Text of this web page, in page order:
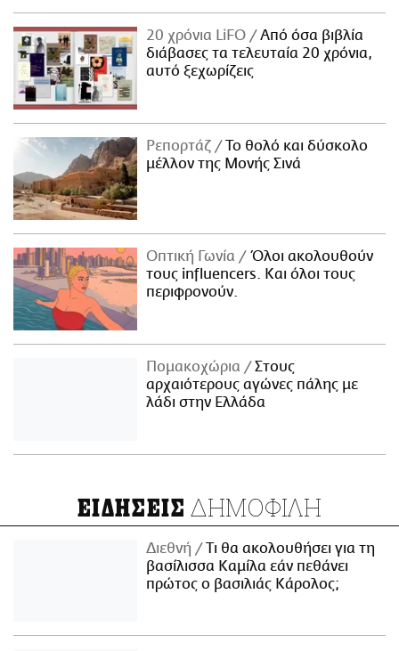
20 χρόνια LiFO
Από όσα βιβλία
διάβασες τα τελευταία 20 χρόνια,
αυτό ξεχωρίζεις
Ρεπορτάζ
Το θολό και δύσκολο
μέλλον της Μονής Σινά
Οπτική Γωνία
Όλοι ακολουθούν
τους influencers. Και όλοι τους
περιφρονούν.
Πομακοχώρια
Στους
αρχαιότερους αγώνες πάλης με
λάδι στην Ελλάδα
ΕΙΔΗΣΕΙΣ ΔΗΜΟΦΙΛΗ
Διεθνή
Τι θα ακολουθήσει για τη
βασίλισσα Καμίλα εάν πεθάνει
πρώτος ο βασιλιάς Κάρολος;